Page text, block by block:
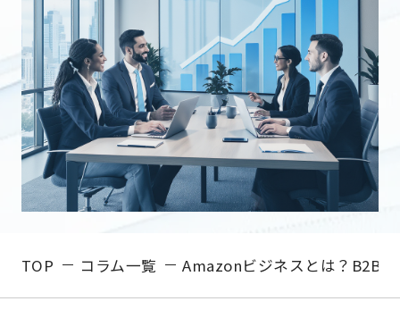
TOP コラム一覧 Amazonビジネスとは？B2B